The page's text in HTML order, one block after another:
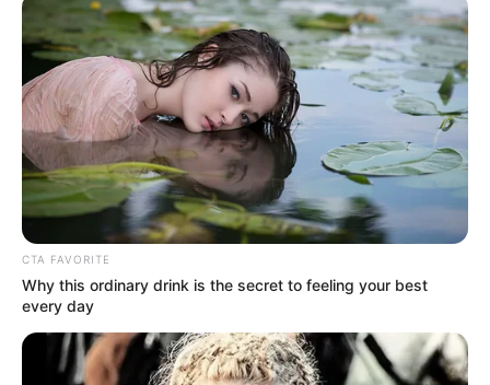
ΤΑ ΠΙΟ ΔΗΜΟΦΙΛΗ
CTA FAVORITE
Why this ordinary drink is the secret to feeling your best
every day